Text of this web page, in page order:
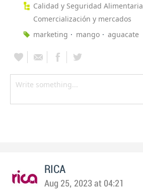
Calidad y Seguridad Alimentaria
Comercialización y mercados
marketing
mango aguacate
RICA
Aug 25, 2023 at 04:21